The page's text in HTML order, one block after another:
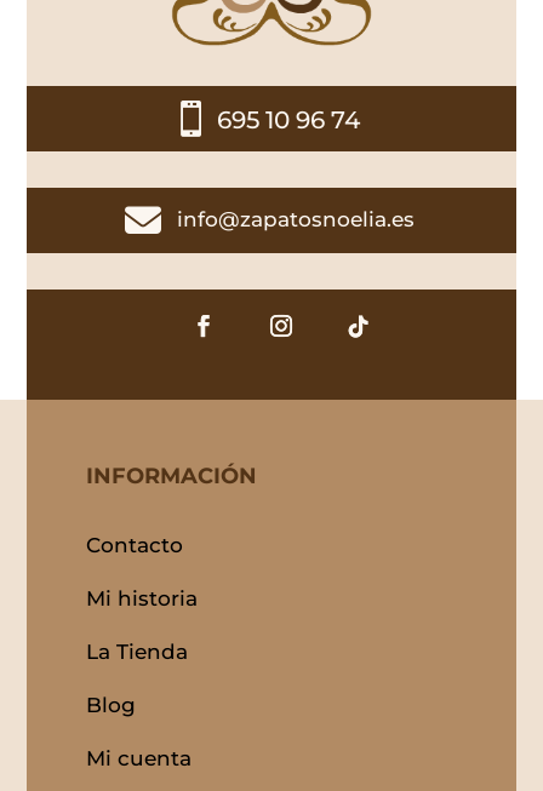
 695 10 96 74
 info@zapatosnoelia.es
INFORMACIÓN
Contacto
Mi historia
La Tienda
Blog
Mi cuenta